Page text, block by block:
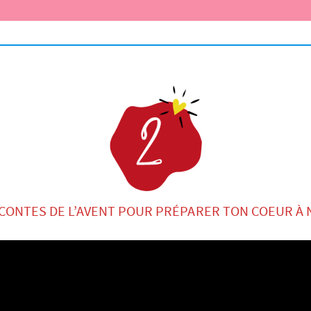
DE L’AVENT POUR PRÉPARER TON COEUR À